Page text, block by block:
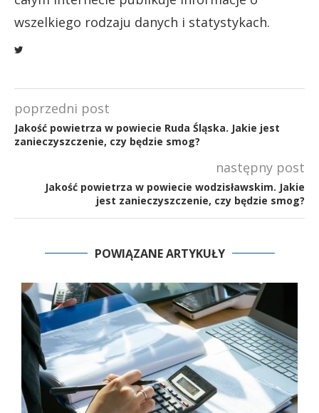
wszelkiego rodzaju danych i statystykach.
poprzedni post
Jakość powietrza w powiecie Ruda Śląska. Jakie jest
zanieczyszczenie, czy będzie smog?
następny post
Jakość powietrza w powiecie wodzisławskim. Jakie
jest zanieczyszczenie, czy będzie smog?
POWIĄZANE ARTYKUŁY